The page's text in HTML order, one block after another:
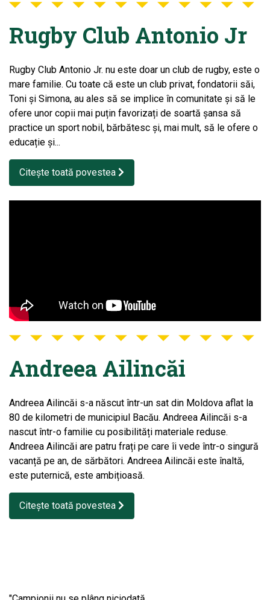
Rugby Club Antonio Jr
Rugby Club Antonio Jr. nu este doar un club de rugby, este o
mare familie. Cu toate că este un club privat, fondatorii săi,
Toni și Simona, au ales să se implice în comunitate și să le
ofere unor copii mai puțin favorizați de soartă șansa să
practice un sport nobil, bărbătesc și, mai mult, să le ofere o
educație și...
Citește toată povestea
Andreea Ailincăi
Andreea Ailincăi s-a născut într-un sat din Moldova aflat la
80 de kilometri de municipiul Bacău. Andreea Ailincăi s-a
nascut într-o familie cu posibilități materiale reduse.
Andreea Ailincăi are patru frați pe care îi vede într-o singură
vacanță pe an, de sărbători. Andreea Ailincăi este înaltă,
este puternică, este ambițioasă.
Citește toată povestea